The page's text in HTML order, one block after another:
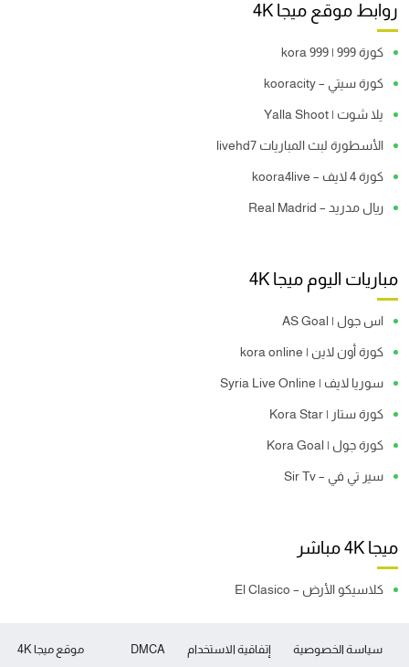
روابط موقع ميجا 4K
كورة 999 | kora 999
كورة سيتي – kooracity
يلا شوت | Yalla Shoot
الأسطورة لبث المباريات livehd7
كورة 4 لايف – koora4live
ريال مدريد – Real Madrid
مباريات اليوم ميجا 4K
اس جول | AS Goal
كورة أون لاين | kora online
سوريا لايف | Syria Live Online
كورة ستار | Kora Star
كورة جول | Kora Goal
سير تي في – Sir Tv
ميجا 4K مباشر
كلاسيكو الأرض – El Clasico
موقع ميجا 4K سياسة الخصوصية إتفاقية الاستخدام DMCA